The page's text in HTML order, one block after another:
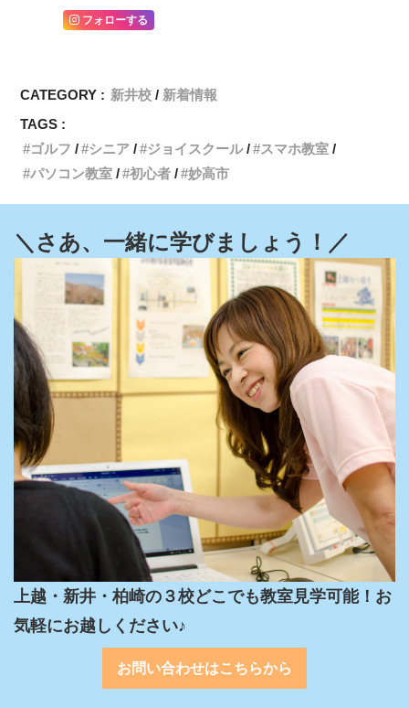
フォローする
CATEGORY : 新井校
新着情報
TAGS :
ゴルフ
シニア ジョイスクール
スマホ教室
パソコン教室
初心者 妙高市
＼さあ、一緒に学びましょう！／
上越・新井・柏崎の３校どこでも教室見学可能！お
気軽にお越しください♪
お問い合わせはこちらから